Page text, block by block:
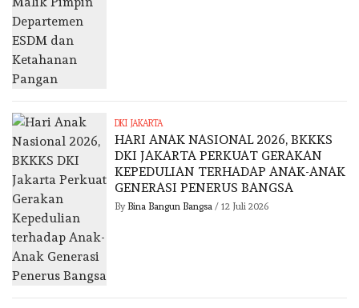
DKI JAKARTA
HARI ANAK NASIONAL 2026, BKKKS
DKI JAKARTA PERKUAT GERAKAN
KEPEDULIAN TERHADAP ANAK-ANAK
GENERASI PENERUS BANGSA
By Bina Bangun Bangsa/ 12 Juli 2026